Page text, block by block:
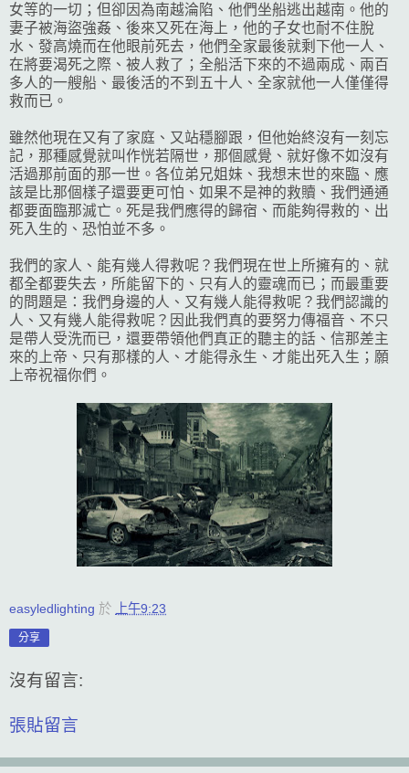
女等的一切；但卻因為南越淪陷、他們坐船逃出越南。他的
妻子被海盜強姦、後來又死在海上，他的子女也耐不住脫
水、發高燒而在他眼前死去，他們全家最後就剩下他一人、
在將要渴死之際、被人救了；全船活下來的不過兩成、兩百
多人的一艘船、最後活的不到五十人、全家就他一人僅僅得
救而已。
雖然他現在又有了家庭、又站穩腳跟，但他始終沒有一刻忘
記，那種感覺就叫作恍若隔世，那個感覺、就好像不如沒有
活過那前面的那一世。各位弟兄姐妹、我想末世的來臨、應
該是比那個樣子還要更可怕、如果不是神的救贖、我們通通
都要面臨那滅亡。死是我們應得的歸宿、而能夠得救的、出
死入生的、恐怕並不多。
我們的家人、能有幾人得救呢？我們現在世上所擁有的、就
都全都要失去，所能留下的、只有人的靈魂而已；而最重要
的問題是：我們身邊的人、又有幾人能得救呢？我們認識的
人、又有幾人能得救呢？因此我們真的要努力傳福音、不只
是帶人受洗而已，還要帶領他們真正的聽主的話、信那差主
來的上帝、只有那樣的人、才能得永生、才能出死入生；願
上帝祝福你們。
easyledlighting 於 上午9:23
分享
沒有留言:
張貼留言